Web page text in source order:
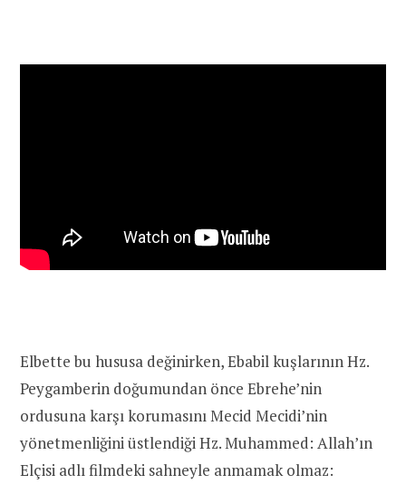
Elbette bu hususa değinirken, Ebabil kuşlarının Hz.
Peygamberin doğumundan önce Ebrehe’nin
ordusuna karşı korumasını Mecid Mecidi’nin
yönetmenliğini üstlendiği Hz. Muhammed: Allah’ın
Elçisi adlı filmdeki sahneyle anmamak olmaz: